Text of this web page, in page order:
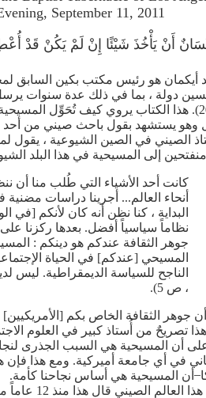
September 11, 2011
أَنْ يَأْخُذَ شَيْئًا إِنْ لَمْ يَكُنْ قَدْ أُعْطِيَ
أيكمان هو رئيس مكتب بكين السابق
دولة ، بما في ذلك عدة سنوات يرسل
للنشر ، 2003). هذا الكتاب يروي كيف
وهو يستشهد بقول باحث صيني من أحد
إلى المسيحية في هذا البلد
كانت أحد الأشياء التي طُلب منا أن
أنحاء العالم... أجرينا دراسات مضنية
البداية ، كنا نظن أنه كان لأنكم [في
نظاماً سياسياً أفضل. بعدها ركزنا
جوهر الثقافة عندكم هو دينكم :
المسيحي [عندكم] في الحياة
الناجح للسياسة الديمقراطية. ليس
، ص 5).
أن جوهر الثقافة الخاص بكم
تصريحٌ من أُستاذ كبير في العلوم
أن المسيحية هي السبب الجذرى
في أي جامعة أميركية. ومع هذا فإن
أن المسيحية هي أساس نجاحنا كأمة.